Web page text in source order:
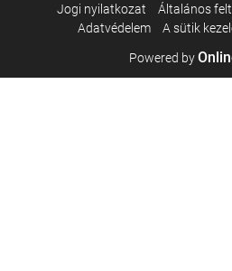
Jogi nyilatkozat
Általános
Adatvédelem
A sütik
Powered by